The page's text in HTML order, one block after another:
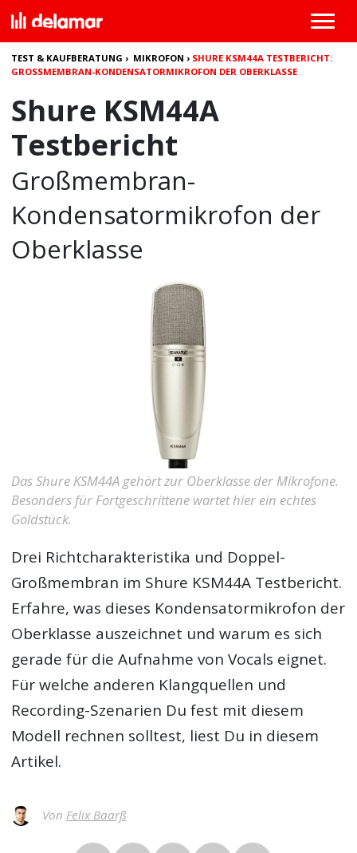
TEST & KAUFBERATUNG › MIKROFON › SHURE KSM44A TESTBERICHT:
GROSSMEMBRAN-KONDENSATORMIKROFON DER OBERKLASSE
Shure KSM44A
Testbericht
Großmembran-
Kondensatormikrofon der
Oberklasse
Das Shure KSM44A gehört zur Oberklasse der Mikrofone.
Besonders für Fortgeschrittene wartet hier ein echtes
Goldstück.
Drei Richtcharakteristika und Doppel-
Großmembran im Shure KSM44A Testbericht.
Erfahre, was dieses Kondensatormikrofon der
Oberklasse auszeichnet und warum es sich
gerade für die Aufnahme von Vocals eignet.
Für welche anderen Klangquellen und
Recording-Szenarien Du fest mit diesem
Modell rechnen solltest, liest Du in diesem
Artikel.
Von Felix Baarß